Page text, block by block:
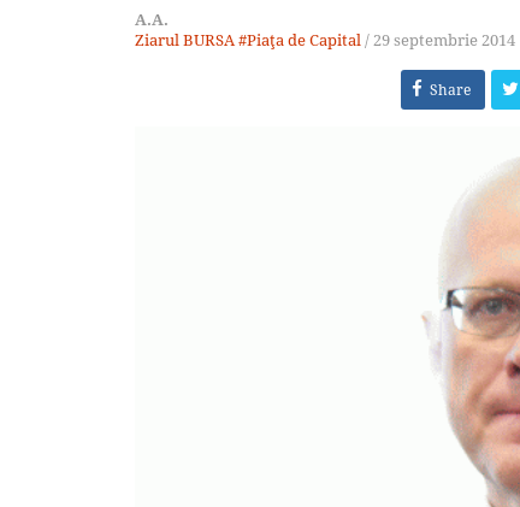
A.A.
Ziarul BURSA #Piaţa de Capital / 29 septembrie 2014
Share